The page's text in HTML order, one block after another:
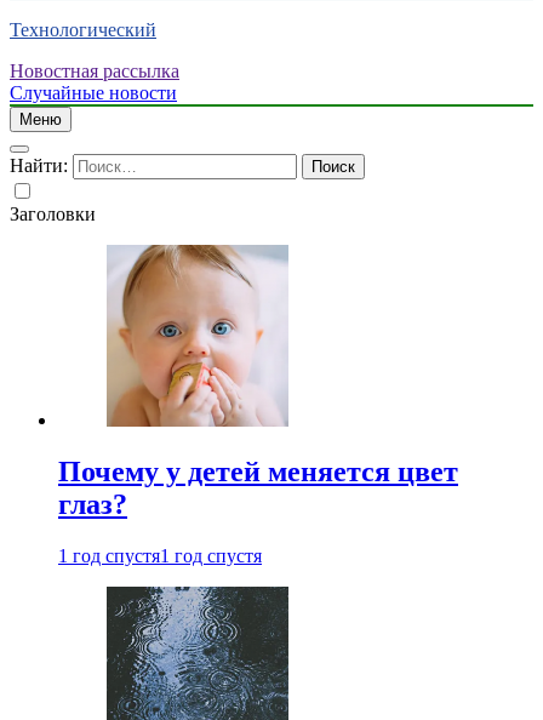
Технологический
Новостная рассылка
Случайные новости
Меню
Найти:
Заголовки
Почему у детей меняется цвет
глаз?
1 год спустя1 год спустя